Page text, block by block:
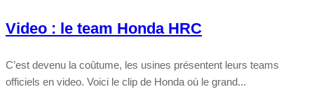
Video : le team Honda HRC
C’est devenu la coûtume, les usines présentent leurs teams
officiels en video. Voici le clip de Honda où le grand...